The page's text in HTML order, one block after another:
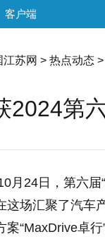
客户端
江苏网 > 热点动态
2024第
月24日，第六
这场汇聚了汽车
案“MaxDrive卓行